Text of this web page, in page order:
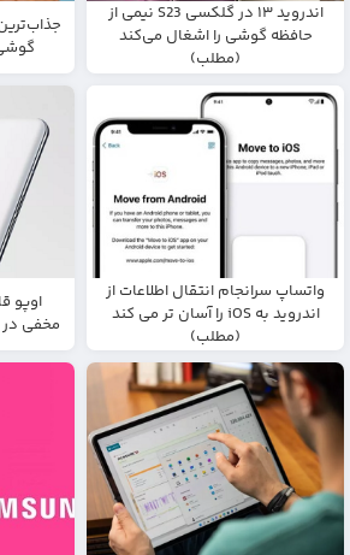
اندروید ۱۳ در گلکسی S23 نیمی از
حافظه گوشی را اشغال می‌کند
(مطلب)
واتساپ سرانجام انتقال اطلاعات از
اندروید به iOS را آسان تر می کند
(مطلب)
اوپو
مخفی در